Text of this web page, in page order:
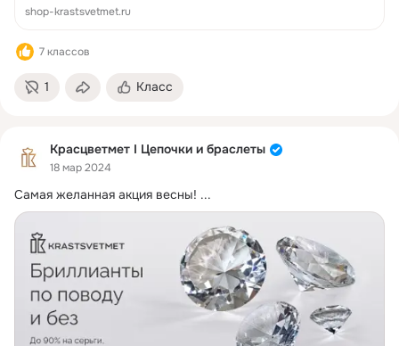
shop-krastsvetmet.ru
7 классов
1 Класс
Красцветмет I Цепочки и браслеты
18 мар 2024
Самая желанная акция весны! ...